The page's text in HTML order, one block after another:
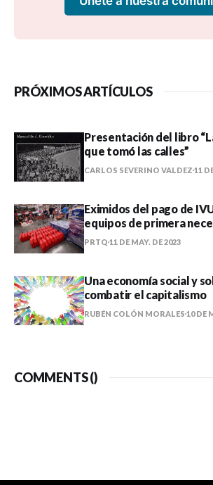
PRÓXIMOS ARTÍCULOS
Presentación del libro
que tomó las calles”
CARLOS SEVERINO VALDEZ 11
Eximidos del pago de
equipos de primera
PRTQ 11 DE MAY. DE 2023
Una economía social y
combatir el capitalismo
RUBÉN COLÓN MORALES 10 DE
COMMENTS ()